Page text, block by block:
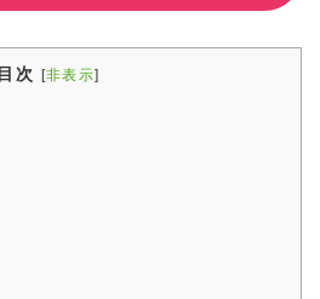
目次 [非表示]